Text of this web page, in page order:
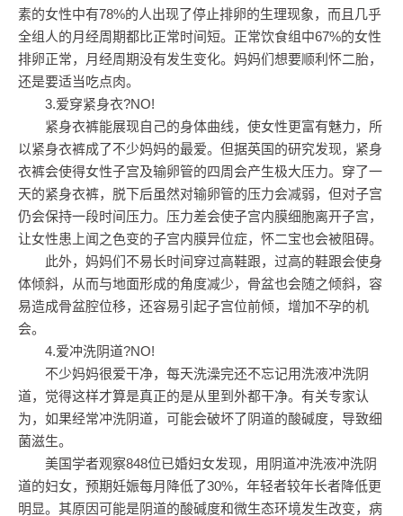
素的女性中有78%的人出现了停止排卵的生理现象，而且几乎
全组人的月经周期都比正常时间短。正常饮食组中67%的女性
排卵正常，月经周期没有发生变化。妈妈们想要顺利怀二胎，
还是要适当吃点肉。
3.爱穿紧身衣?NO!
紧身衣裤能展现自己的身体曲线，使女性更富有魅力，所
以紧身衣裤成了不少妈妈的最爱。但据英国的研究发现，紧身
衣裤会使得女性子宫及输卵管的四周会产生极大压力。穿了一
天的紧身衣裤，脱下后虽然对输卵管的压力会减弱，但对子宫
仍会保持一段时间压力。压力差会使子宫内膜细胞离开子宫，
让女性患上闻之色变的子宫内膜异位症，怀二宝也会被阻碍。
此外，妈妈们不易长时间穿过高鞋跟，过高的鞋跟会使身
体倾斜，从而与地面形成的角度减少，骨盆也会随之倾斜，容
易造成骨盆腔位移，还容易引起子宫位前倾，增加不孕的机
会。
4.爱冲洗阴道?NO!
不少妈妈很爱干净，每天洗澡完还不忘记用洗液冲洗阴
道，觉得这样才算是真正的是从里到外都干净。有关专家认
为，如果经常冲洗阴道，可能会破坏了阴道的酸碱度，导致细
菌滋生。
美国学者观察848位已婚妇女发现，用阴道冲洗液冲洗阴
道的妇女，预期妊娠每月降低了30%，年轻者较年长者降低更
明显。其原因可能是阴道的酸碱度和微生态环境发生改变，病